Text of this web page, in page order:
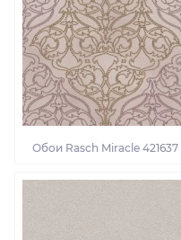
Обои Rasch Miracle 421637